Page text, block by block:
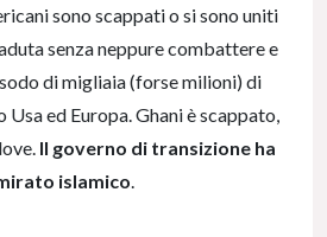
sono scappati o si sono uniti
senza neppure combattere e
di migliaia (forse milioni) di
Usa ed Europa. Ghani è scappato,
Il governo di transizione ha
islamico.